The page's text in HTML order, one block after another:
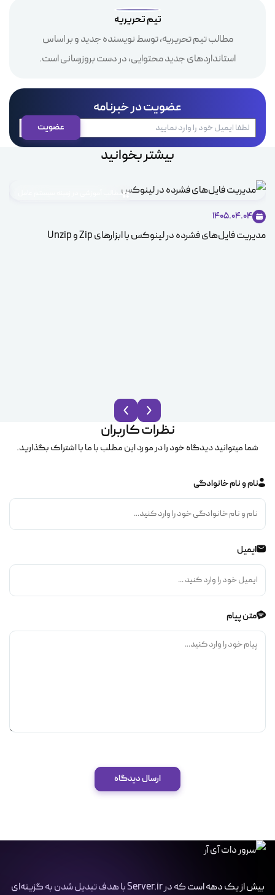
تیم تحریریه
مطالب تیم تحریریه، توسط نویسنده جدید و بر اساس
استانداردهای جدید محتوایی، در دست بروزرسانی است.
عضویت در خبرنامه
بیشتر بخوانید
مطالب آموزشی در زمینه سیستم عامل
1405.04.04
مدیریت فایل‌های فشرده در لینوکس با ابزارهای Zip و Unzip
نظرات کاربران
شما میتوانید دیدگاه خود را در مورد این مطلب با ما با اشتراک بگذارید.
نام و نام خانوادگی
ایمیل
متن پیام
ارسال دیدگاه
بیش از یک دهه است که در Server.ir با هدف تبدیل شدن به گزینه‌ای